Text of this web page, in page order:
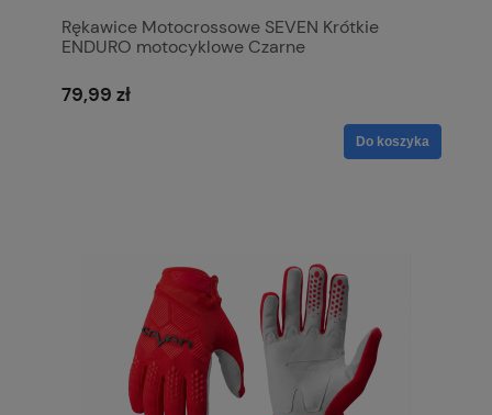
Rękawice Motocrossowe SEVEN Krótkie
ENDURO motocyklowe Czarne
79,99 zł
Do koszyka